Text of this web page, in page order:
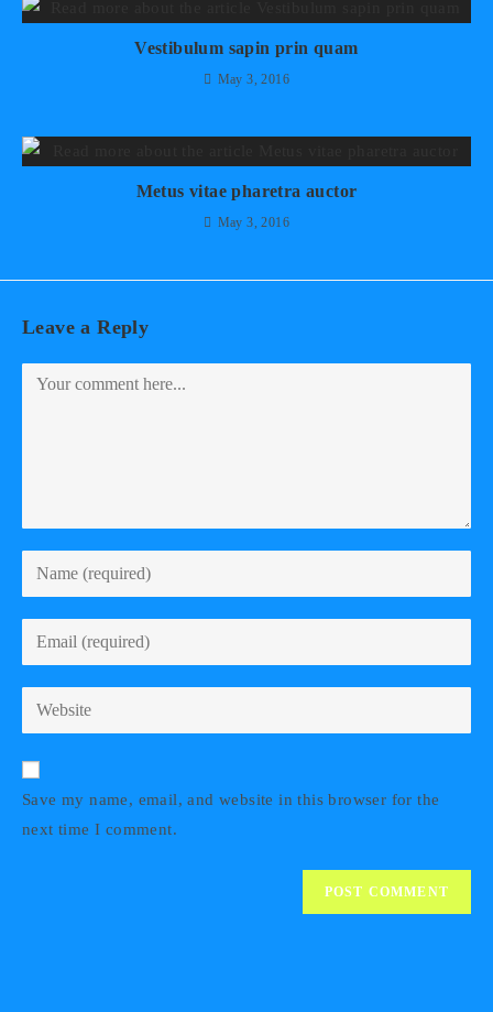
Vestibulum sapin prin quam
May 3, 2016
Metus vitae pharetra auctor
May 3, 2016
Leave a Reply
Comment
name
email
address
URL
(optional)
Save my name, email, and website in this browser for the
next time I comment.